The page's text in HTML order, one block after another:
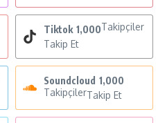
Tiktok 1,000Takipçiler
Takip Et
Soundcloud 1,000
TakipçilerTakip Et